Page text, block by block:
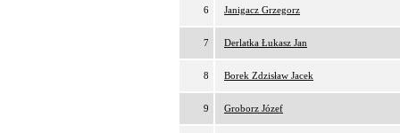
6 Janigacz Grzegorz
7 Derlatka Łukasz Jan
8 Borek Zdzisław Jacek
9 Groborz Józef